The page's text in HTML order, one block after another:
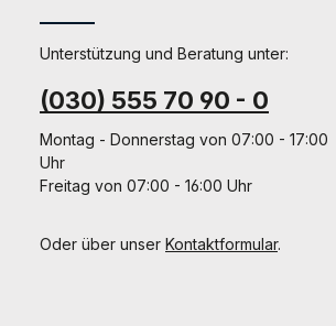
Unterstützung und Beratung unter:
(030) 555 70 90 - 0
Montag - Donnerstag von 07:00 - 17:00
Uhr
Freitag von 07:00 - 16:00 Uhr
Oder über unser Kontaktformular.